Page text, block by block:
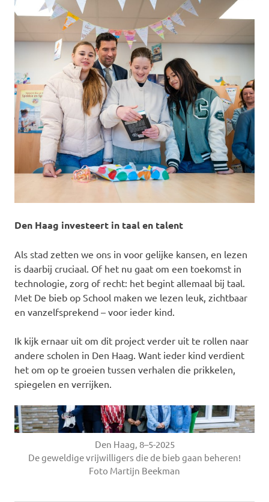
Den Haag investeert in taal en talent
Als stad zetten we ons in voor gelijke kansen, en lezen
is daarbij cruciaal. Of het nu gaat om een toekomst in
technologie, zorg of recht: het begint allemaal bij taal.
Met De bieb op School maken we lezen leuk, zichtbaar
en vanzelfsprekend – voor ieder kind.
Ik kijk ernaar uit om dit project verder uit te rollen naar
andere scholen in Den Haag. Want ieder kind verdient
het om op te groeien tussen verhalen die prikkelen,
spiegelen en verrijken.
Den Haag, 8–5-2025
De geweldige vrijwilligers die de bieb gaan beheren!
Foto Martijn Beekman